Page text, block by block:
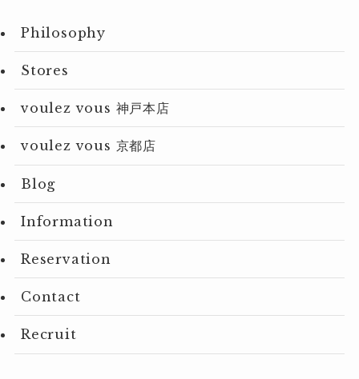
Philosophy
Stores
voulez vous 神戸本店
voulez vous 京都店
Blog
Information
Reservation
Contact
Recruit